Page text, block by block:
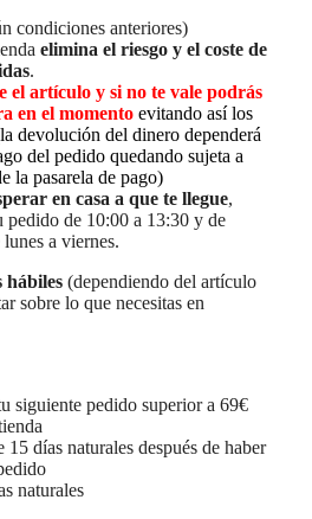
condiciones anteriores)
elimina el riesgo y el coste de
.
el artículo y si no te vale podrás
en el momento evitando así los
devolución del dinero dependerá
del pedido quedando sujeta a
la pasarela de pago)
en casa a que te llegue,
pedido de 10:00 a 13:30 y de
a viernes.
hábiles (dependiendo del artículo
sobre lo que necesitas en
siguiente pedido superior a 69€
días naturales después de haber
naturales